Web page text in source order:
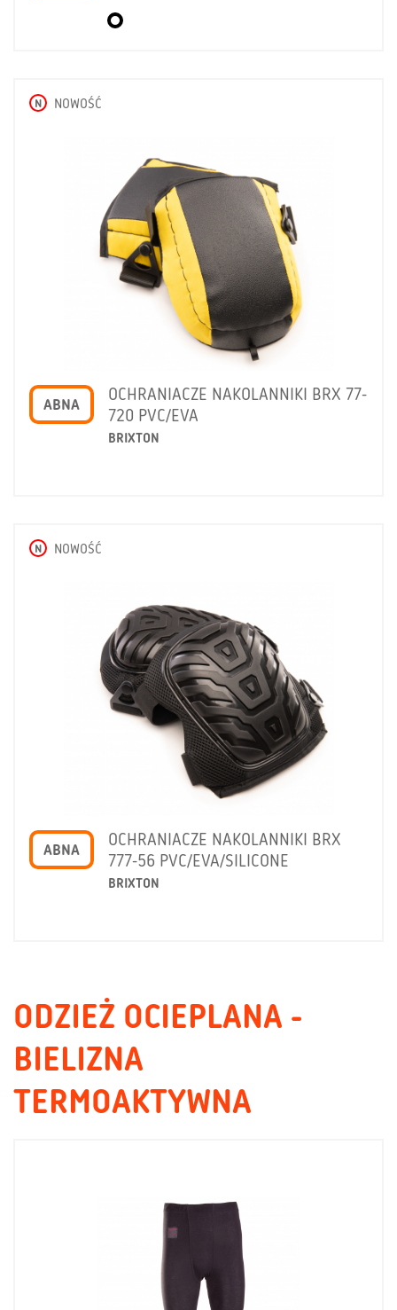
N NOWOŚĆ
ABNA
OCHRANIACZE NAKOLANNIKI BRX 77-
720 PVC/EVA
BRIXTON
N NOWOŚĆ
ABNA
OCHRANIACZE NAKOLANNIKI BRX
777-56 PVC/EVA/SILICONE
BRIXTON
ODZIEŻ OCIEPLANA -
BIELIZNA
TERMOAKTYWNA